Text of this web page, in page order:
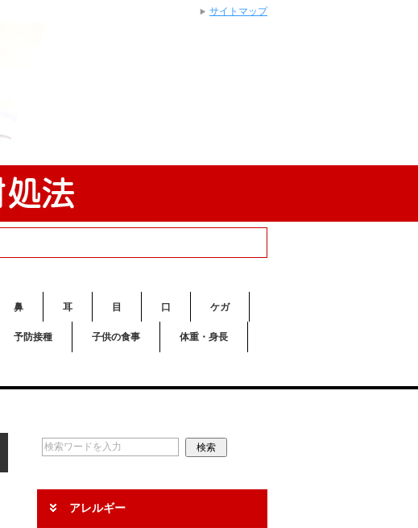
鼻 耳 目 口 ケガ
予防接種 子供の食事 体重・身長
アレルギー
サイトマップ